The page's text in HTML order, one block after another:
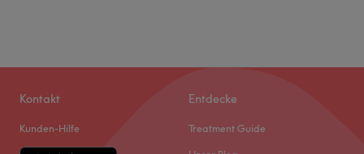
Kontakt
Kunden-Hilfe
Entdecke
Treatment Guide